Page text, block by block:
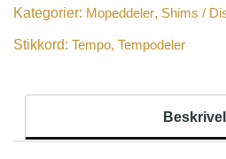
Kategorier: Mopeddeler, Shims /
Stikkord: Tempo, Tempodeler